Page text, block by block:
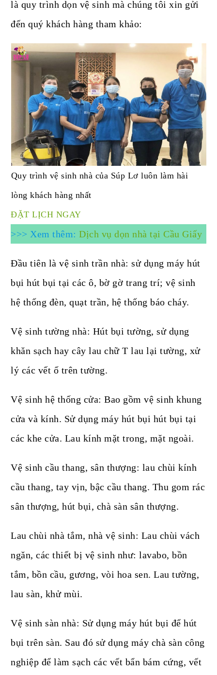
là quy trình dọn vệ sinh mà chúng tôi xin gửi
đến quý khách hàng tham khảo:
Quy trình vệ sinh nhà của Súp Lơ luôn làm hài
lòng khách hàng nhất
ĐẶT LỊCH NGAY
>>> Xem thêm:Dịch vụ dọn nhà tại Cầu Giấy
Đầu tiên là vệ sinh trần nhà: sử dụng máy hút
bụi hút bụi tại các ô, bờ gờ trang trí; vệ sinh
hệ thống đèn, quạt trần, hệ thống báo cháy.
Vệ sinh tường nhà: Hút bụi tường, sử dụng
khăn sạch hay cây lau chữ T lau lại tường, xử
lý các vết ố trên tường.
Vệ sinh hệ thống cửa: Bao gồm vệ sinh khung
cửa và kính. Sử dụng máy hút bụi hút bụi tại
các khe cửa. Lau kính mặt trong, mặt ngoài.
Vệ sinh cầu thang, sân thượng: lau chùi kính
cầu thang, tay vịn, bậc cầu thang. Thu gom rác
sân thượng, hút bụi, chà sàn sân thượng.
Lau chùi nhà tắm, nhà vệ sinh: Lau chùi vách
ngăn, các thiết bị vệ sinh như: lavabo, bồn
tắm, bồn cầu, gương, vòi hoa sen. Lau tường,
lau sàn, khử mùi.
Vệ sinh sàn nhà: Sử dụng máy hút bụi để hút
bụi trên sàn. Sau đó sử dụng máy chà sàn công
nghiệp để làm sạch các vết bẩn bám cứng, vết